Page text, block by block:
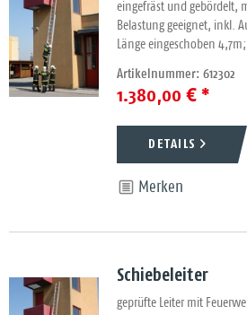
eingefräst und gebördelt,
Belastung geeignet, inkl.
Länge eingeschoben
Artikelnummer: 612302
1.380,00 € *
DETAILS
Merken
Schiebeleiter
geprüfte Leiter mit